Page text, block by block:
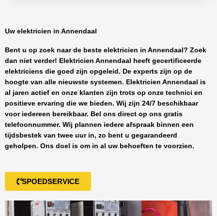
Uw elektricien in Annendaal
Bent u op zoek naar de beste elektricien in Annendaal? Zoek
dan niet verder! Elektricien Annendaal heeft gecertificeerde
elektriciens die goed zijn opgeleid. De experts zijn op de
hoogte van alle nieuwste systemen. Elektricien Annendaal is
al jaren actief en onze klanten zijn trots op onze technici en
positieve ervaring die we bieden. Wij zijn 24/7 beschikbaar
voor iedereen bereikbaar. Bel ons direct op ons gratis
telefoonnummer. Wij plannen iedere afspraak binnen een
tijdsbestek van twee uur in, zo bent u gegarandeerd
geholpen. Ons doel is om in al uw behoeften te voorzien.
SPOEDSERVICE